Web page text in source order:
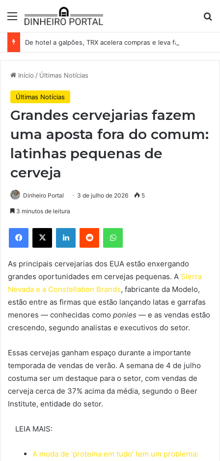
Menu
Início / Últimas Notícias
Últimas Notícias
Grandes cervejarias fazem
uma aposta fora do comum:
latinhas pequenas de
cerveja
Dinheiro Portal 3 de julho de 2026 5
3 minutos de leitura
Facebook
X LinkedinReddit WhatsApp
As principais cervejarias dos EUA estão enxergando
grandes oportunidades em cervejas pequenas. A Sierra
Nevada e a Constellation Brands, fabricante da Modelo,
estão entre as firmas que estão lançando latas e garrafas
menores — conhecidas como ponies — e as vendas estão
crescendo, segundo analistas e executivos do setor.
Essas cervejas ganham espaço durante a importante
temporada de vendas de verão. A semana de 4 de julho
costuma ser um destaque para o setor, com vendas de
cerveja cerca de 37% acima da média, segundo o Beer
Institute, entidade do setor.
LEIA MAIS:
A moda de ‘proteína em tudo’ tem um problema: